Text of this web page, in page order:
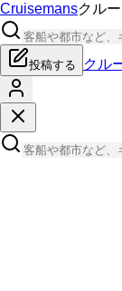
Cruisemansクル
投稿する クル